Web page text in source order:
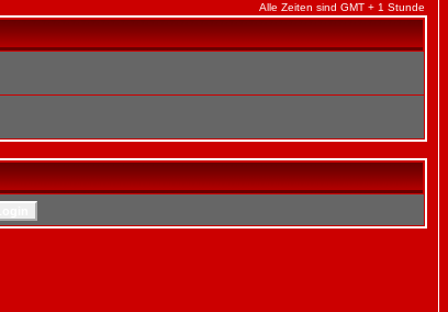
Alle Zeiten sind GMT + 1 Stunde